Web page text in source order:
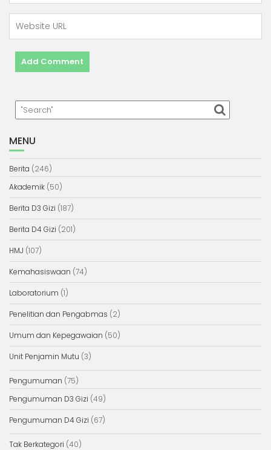
MENU
Berita (246)
Akademik (50)
Berita D3 Gizi (187)
Berita D4 Gizi (201)
HMJ (107)
Kemahasiswaan (74)
Laboratorium (1)
Penelitian dan Pengabmas (2)
Umum dan Kepegawaian (50)
Unit Penjamin Mutu (3)
Pengumuman (75)
Pengumuman D3 Gizi (49)
Pengumuman D4 Gizi (67)
Tak Berkategori (40)